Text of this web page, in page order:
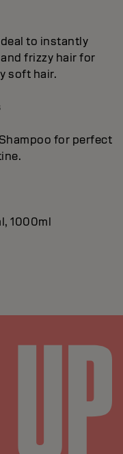
to instantly
frizzy hair for
soft hair.
for perfect
1000ml